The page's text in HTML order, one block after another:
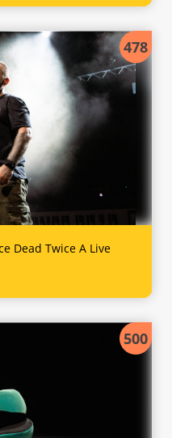
478
Dead Twice A Live
500